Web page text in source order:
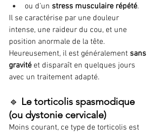
ou d’un stress musculaire répété.
Il se caractérise par une douleur
intense, une raideur du cou, et une
position anormale de la tête.
Heureusement, il est généralement sans
gravité et disparaît en quelques jours
avec un traitement adapté.
🔹 Le torticolis spasmodique
(ou dystonie cervicale)
Moins courant, ce type de torticolis est